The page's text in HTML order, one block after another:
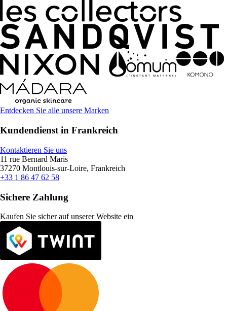
Entdecken Sie alle unsere Marken
Kundendienst in Frankreich
Kontaktieren Sie uns
11 rue Bernard Maris
37270 Montlouis-sur-Loire, Frankreich
+33 1 86 47 62 58
Sichere Zahlung
Kaufen Sie sicher auf unserer Website ein